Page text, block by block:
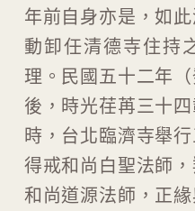
年前自身亦是，如
動卸任清德寺住持
理。民國五十二年
後，時光荏苒三十
時，台北臨濟寺舉
得戒和尚白聖法師
和尚道源法師，正